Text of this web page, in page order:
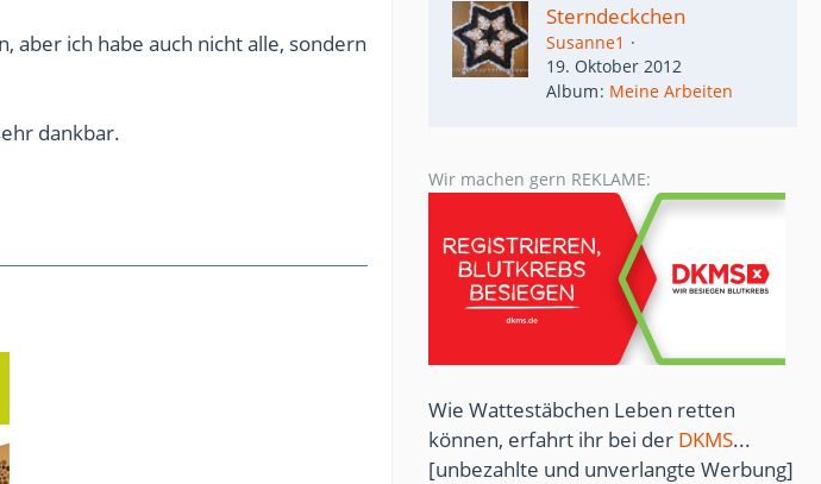
aber ich habe auch nicht alle, sondern
dankbar.
Sterndeckchen
Susanne1
19. Oktober 2012
Album Meine Arbeiten
Wir machen gern REKLAME:
Wie Wattestäbchen Leben retten
können, erfahrt ihr bei der DKMS...
[unbezahlte und unverlangte Werbung]